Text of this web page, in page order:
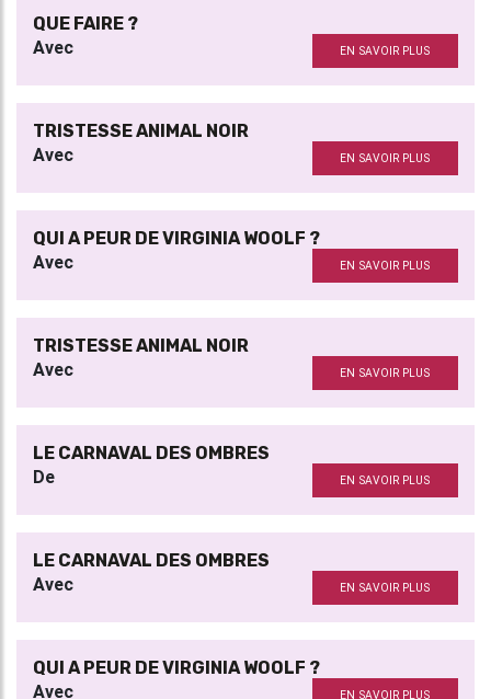
QUE FAIRE ?
Avec EN SAVOIR PLUS
TRISTESSE ANIMAL NOIR
Avec EN SAVOIR PLUS
QUI A PEUR DE VIRGINIA WOOLF ?
Avec EN SAVOIR PLUS
TRISTESSE ANIMAL NOIR
Avec EN SAVOIR PLUS
LE CARNAVAL DES OMBRES
De EN SAVOIR PLUS
LE CARNAVAL DES OMBRES
Avec EN SAVOIR PLUS
QUI A PEUR DE VIRGINIA WOOLF ?
Avec EN SAVOIR PLUS